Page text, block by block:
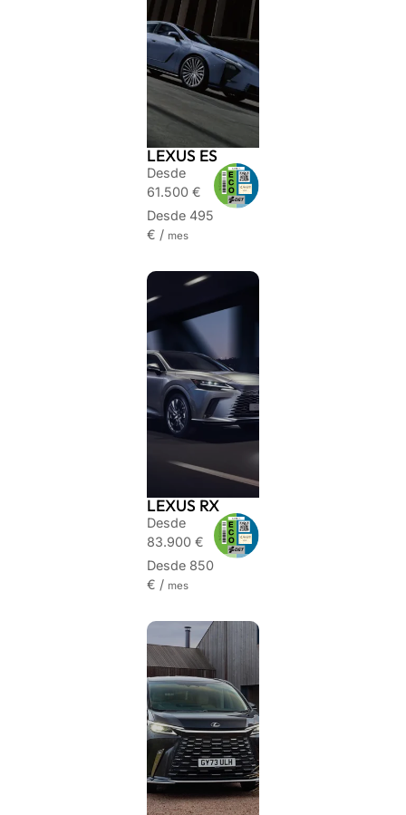
LEXUS ES
Desde
61.500 €
Desde 495
€ / mes
LEXUS RX
Desde
83.900 €
Desde 850
€ / mes